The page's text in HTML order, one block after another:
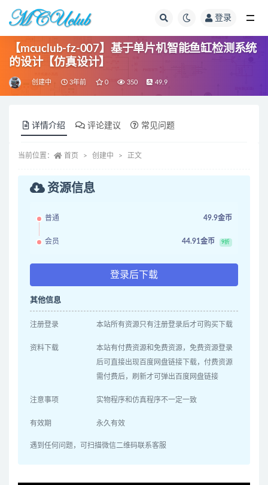
登录
【mcuclub-fz-007】基于单片机智能鱼缸检测系统
的设计【仿真设计】
创建中 3年前 0 350 49.9
详情介绍 评论建议 常见问题
当前位置： 首页 创建中 正文
资源信息
普通 49.9金币
会员 44.91金币 9折
登录后下载
其他信息
注册登录 本站所有资源只有注册登录后才可购买下载
资料下载
本站有付费资源和免费资源，免费资源登录
后可直接出现百度网盘链接下载，付费资源
需付费后，刷新才可弹出百度网盘链接
注意事项 实物程序和仿真程序不一定一致
有效期 永久有效
遇到任何问题，可扫描微信二维码联系客服